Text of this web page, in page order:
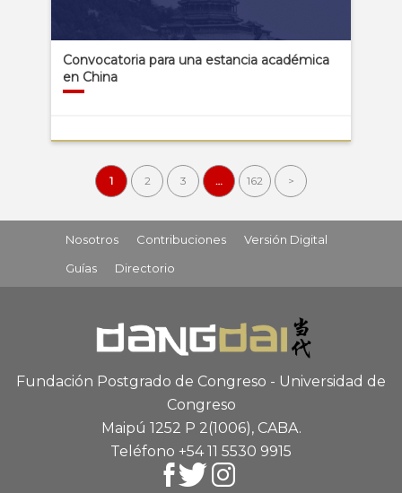
Convocatoria para una estancia académica
en China
1 2 3 … 162 >
Nosotros Contribuciones
Versión Digital
Guías
Directorio
Fundación Postgrado de Congreso - Universidad de
Congreso
Maipú 1252 P 2(1006), CABA.
Teléfono +54 11 5530 9915